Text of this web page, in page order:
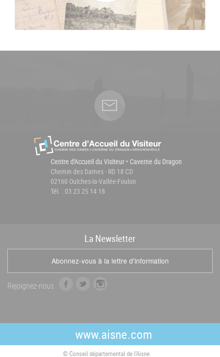
Centre d'Accueil du Visiteur • Caverne du Dragon
Chemin des Dames - RD 18 CD
02160 Oulches-la-Vallée-Foulon
Tél. : 03 23 25 14 18
La Newsletter
Abonnez-vous à la lettre d'information
Rejoignez-nous
b
o
t
e
r
a
g
r
www.aisne.com
© Conseil départemental de l'Aisne